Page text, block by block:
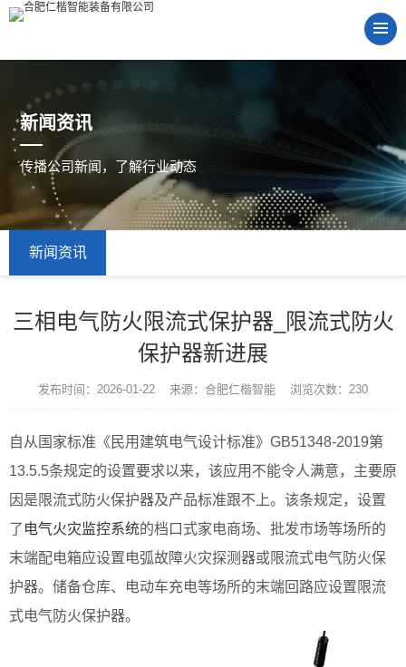
新闻资讯
传播公司新闻，了解行业动态
新闻资讯
三相电气防火限流式保护器_限流式防火
保护器新进展
发布时间：2026-01-22 来源：合肥仁楷智能 浏览次数：230
自从国家标准《民用建筑电气设计标准》GB51348-2019第
13.5.5条规定的设置要求以来，该应用不能令人满意，主要原
因是限流式防火保护器及产品标准跟不上。该条规定，设置
了 电气火灾监控系统的档口式家电商场、批发市场等场所的
末端配电箱应设置电弧故障火灾探测器或限流式电气防火保
护器。储备仓库、电动车充电等场所的末端回路应设置限流
式电气防火保护器。